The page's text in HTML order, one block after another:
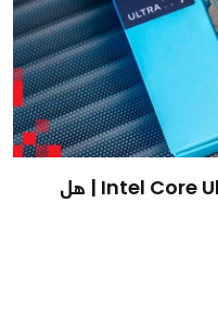
مراجعة معالج Intel Core Ultra 7 270K Plus | هل